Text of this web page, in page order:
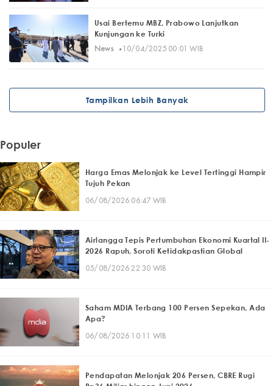
Usai Bertemu MBZ, Prabowo Lanjutkan
Kunjungan ke Turki
News· 10/04/2025 00:01 WIB
Tampilkan Lebih Banyak
Populer
Harga Emas Melonjak ke Level Tertinggi Hampir
Tujuh Pekan
06/08/2026 06:47 WIB
Airlangga Tepis Pertumbuhan Ekonomi Kuartal II-
2026 Rapuh, Soroti Ketidakpastian Global
05/08/2026 22:30 WIB
Saham MDIA Terbang 100 Persen Sepekan, Ada
Apa?
06/08/2026 10:11 WIB
Pendapatan Melonjak 206 Persen, CBRE Rugi